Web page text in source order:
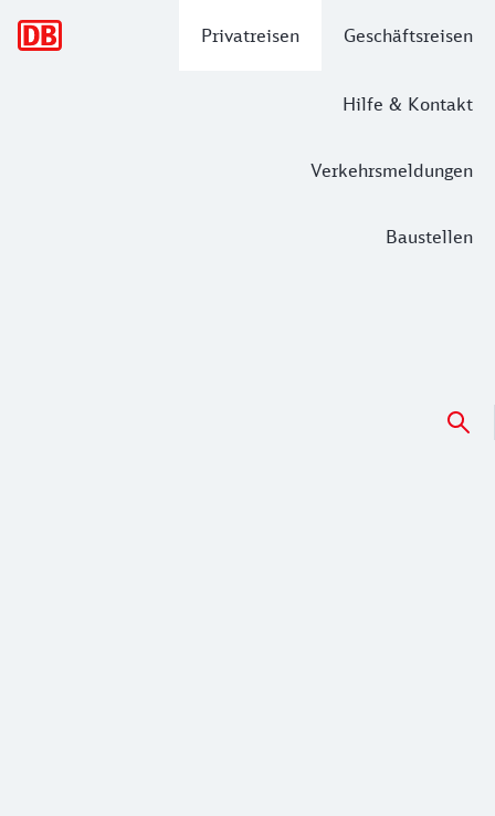
Privatreisen Geschäftsreisen
Hilfe & Kontakt
Verkehrsmeldungen
Baustellen